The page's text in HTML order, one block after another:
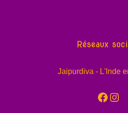
Réseaux
Jaipurdiva - L'Inde